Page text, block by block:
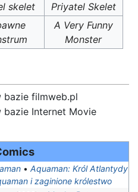
skelet Priyatel Skelet
A Very Funny
Monster
bazie filmweb.pl
bazie Internet Movie
• Aquaman: Król Atlantydy
i zaginione królestwo